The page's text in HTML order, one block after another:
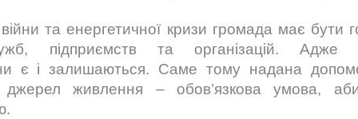
та енергетичної кризи громада має бути
підприємств та організацій. Адже
є і залишаються. Саме тому надана
джерел живлення – обов’язкова умова,